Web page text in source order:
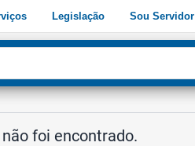
Legislação Sou Servidor
foi encontrado.